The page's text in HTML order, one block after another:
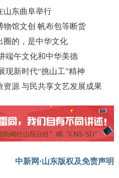
山东曲阜举行
物馆文创 帆布包等断货
圈的，是中华文化
端午文化和中华美德
现新时代“挑山工”精神
源 与民共享文艺发展成果
中新网·山东版权及免责声明